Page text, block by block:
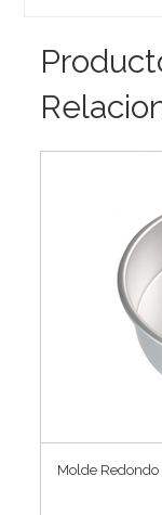
Molde Redondo